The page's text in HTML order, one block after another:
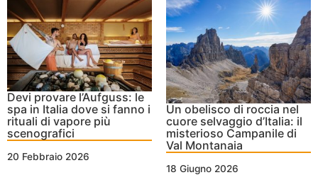
Devi provare l’Aufguss: le
spa in Italia dove si fanno i
rituali di vapore più
scenografici
20 Febbraio 2026
Un obelisco di roccia nel
cuore selvaggio d’Italia: il
misterioso Campanile di
Val Montanaia
18 Giugno 2026